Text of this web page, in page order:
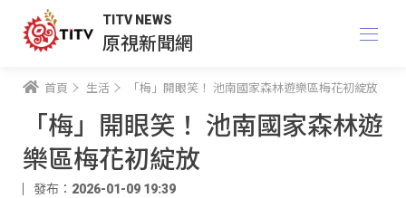
TITV NEWS
原視新聞網
首頁 生活 「梅」開眼笑！ 池南國家森林遊樂區梅花初綻放
「梅」開眼笑！ 池南國家森林遊
樂區梅花初綻放
發布：2026-01-09 19:39